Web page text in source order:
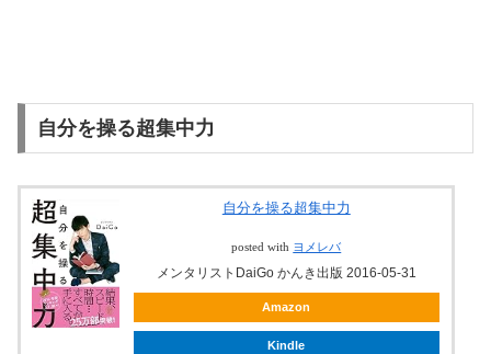
自分を操る超集中力
自分を操る超集中力
posted with ヨメレバ
メンタリストDaiGo かんき出版 2016-05-31
Amazon
Kindle